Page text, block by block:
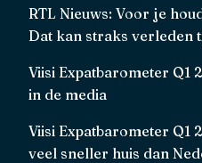
RTL Nieuws: Voor je
Dat kan straks verleden
Viisi Expatbarometer Q1
in de media
Viisi Expatbarometer Q1
veel sneller huis dan